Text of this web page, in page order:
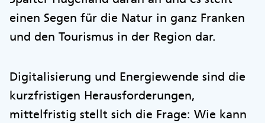
einen Segen für die Natur in ganz Franken
und den Tourismus in der Region dar.
Digitalisierung und Energiewende sind die
kurzfristigen Herausforderungen,
mittelfristig stellt sich die Frage: Wie kann